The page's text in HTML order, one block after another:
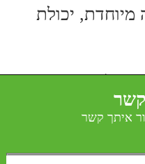
מיוחדת, יכולת
להבין מה
אמרת
קשר
איתך קשר